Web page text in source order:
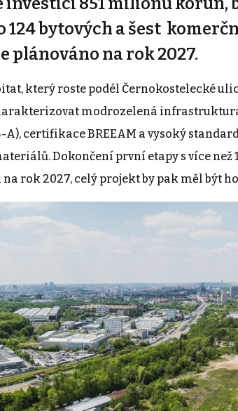
124 bytových a šest
plánováno na rok 2027.
který roste podél Černokostelecké
modrozelená
A), certifikace BREEAM a vysoký
Dokončení první etapy s více než
rok 2027, celý projekt by pak měl být